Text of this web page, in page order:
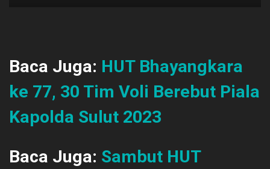
Baca Juga: HUT Bhayangkara
ke 77, 30 Tim Voli Berebut Piala
Kapolda Sulut 2023
Baca Juga: Sambut HUT